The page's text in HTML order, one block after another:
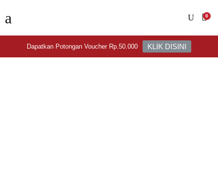
0
Dapatkan Potongan Voucher Rp.50.000 KLIK DISINI